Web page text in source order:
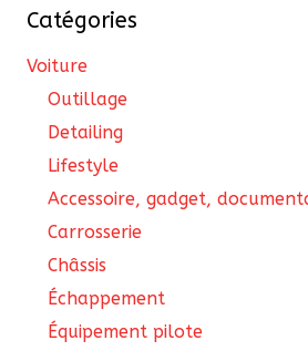
Catégories
Voiture
Outillage
Detailing
Lifestyle
Accessoire, gadget,
Carrosserie
Châssis
Échappement
Équipement pilote